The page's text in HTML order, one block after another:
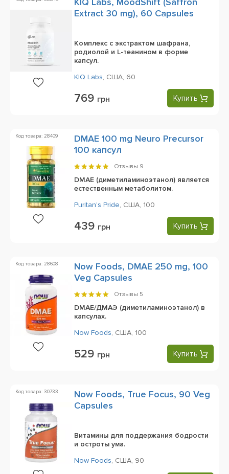
Extract 30 mg), 60 Capsules
Комплекс с экстрактом шафрана,
родиолой и L-теанином в форме
капсул.
KIQ Labs, США, 60
769 грн Купить
Код товара: 28409
DMAE 100 mg Neuro Precursor
100 капсул
Отзывы 9
DMAE (диметиламиноэтанол) является
естественным метаболитом.
Puritan's Pride, США, 100
439 грн Купить
Код товара: 28608
Now Foods, DMAE 250 mg, 100
Veg Capsules
Отзывы 5
DMAE/ДМАЭ (диметиламиноэтанол) в
капсулах.
Now Foods, США, 100
529 грн Купить
Код товара: 30733
Now Foods, True Focus, 90 Veg
Capsules
Витамины для поддержания бодрости
и остроты ума.
Now Foods, США, 90